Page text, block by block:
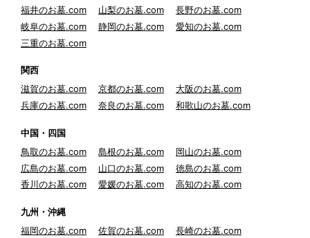
福井のお墓.com
山梨のお墓.com
長野のお墓.com
岐阜のお墓.com
静岡のお墓.com
愛知のお墓.com
三重のお墓.com
関西
滋賀のお墓.com
京都のお墓.com
大阪のお墓.com
兵庫のお墓.com
奈良のお墓.com 和歌山のお墓.com
中国・四国
鳥取のお墓.com
島根のお墓.com
岡山のお墓.com
広島のお墓.com
山口のお墓.com
徳島のお墓.com
香川のお墓.com
愛媛のお墓.com 高知のお墓.com
九州・沖縄
福岡のお墓.com
佐賀のお墓.com
長崎のお墓.com